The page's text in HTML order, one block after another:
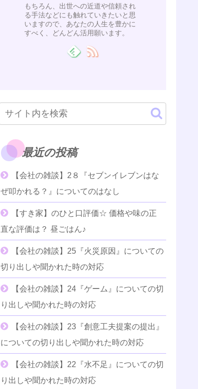
もちろん、出世への近道や信頼され
る手法などにも触れていきたいと思
いますので、あなたの人生を豊かに
すべく、どんどん活用願います。
最近の投稿
【会社の雑談】2８『セブンイレブンはな
ぜ叩かれる？』についてのはなし
【すき家】のひと口評価☆ 価格や味の正
直な評価は？ 昼ごはん♪
【会社の雑談】25『火災原因』についての
切り出しや聞かれた時の対応
【会社の雑談】24『ゲーム』についての切
り出しや聞かれた時の対応
【会社の雑談】23『創意工夫提案の提出』
についての切り出しや聞かれた時の対応
【会社の雑談】22『水不足』についての切
り出しや聞かれた時の対応